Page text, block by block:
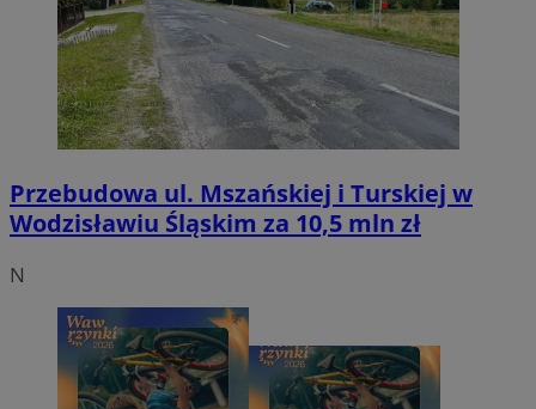
Przebudowa ul. Mszańskiej i Turskiej w
Wodzisławiu Śląskim za 10,5 mln zł
N